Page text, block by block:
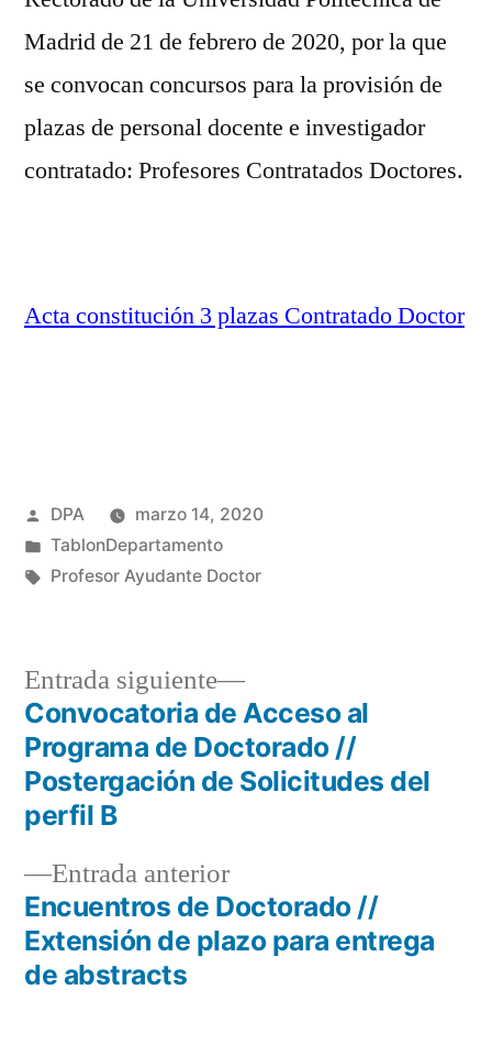
nº003
Profesor
Contratado
Madrid de 21 de febrero de 2020, por la que
se convocan concursos para la provisión de
plazas de personal docente e investigador
contratado: Profesores Contratados Doctores.
Acta constitución 3 plazas Contratado Doctor
Publicado
por
DPA
marzo 14, 2020
Publicado
en
TablonDepartamento
Etiquetas:
Profesor Ayudante Doctor
Navegación
de
entradas
Entrada anteriorEntrada
anterior:
Encuentros de Doctorado //
Extensión de plazo para entrega
de abstracts
Entrada siguiente
Entrada
siguiente:
Convocatoria de Acceso al
Programa de Doctorado //
Postergación de Solicitudes del
perfil B